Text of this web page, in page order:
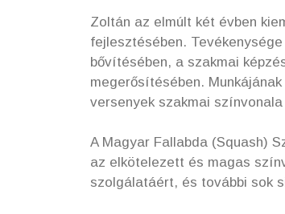
Zoltán az elmúlt két évben
fejlesztésében.
bővítésében, a szakmai
megerősítésében.
versenyek szakmai
A Magyar Fallabda (Squash)
az elkötelezett és magas
szolgálatáért, és további sok